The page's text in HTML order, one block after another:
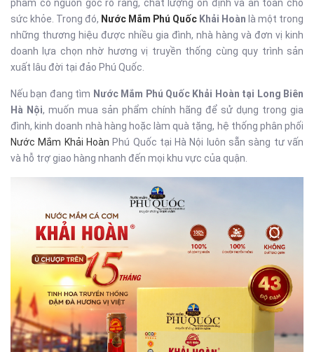
phẩm có nguồn gốc rõ ràng, chất lượng ổn định và an toàn cho
sức khỏe. Trong đó, Nước Mắm Phú Quốc Khải Hoàn là một trong
những thương hiệu được nhiều gia đình, nhà hàng và đơn vị kinh
doanh lựa chọn nhờ hương vị truyền thống cùng quy trình sản
xuất lâu đời tại đảo Phú Quốc.
Nếu bạn đang tìm Nước Mắm Phú Quốc Khải Hoàn tại Long Biên
Hà Nội, muốn mua sản phẩm chính hãng để sử dụng trong gia
đình, kinh doanh nhà hàng hoặc làm quà tặng, hệ thống phân phối
Nước Mắm Khải Hoàn Phú Quốc tại Hà Nội luôn sẵn sàng tư vấn
và hỗ trợ giao hàng nhanh đến mọi khu vực của quận.